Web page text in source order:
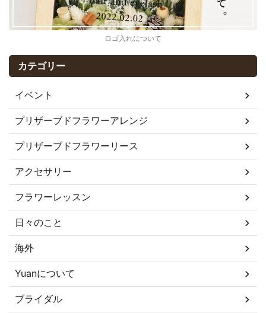
ロゴ入れについて
カテゴリー
イベント
プリザーブドフラワーアレンジ
プリザーブドフラワーリース
アクセサリー
フラワーレッスン
日々のこと
海外
Yuanについて
ブライダル